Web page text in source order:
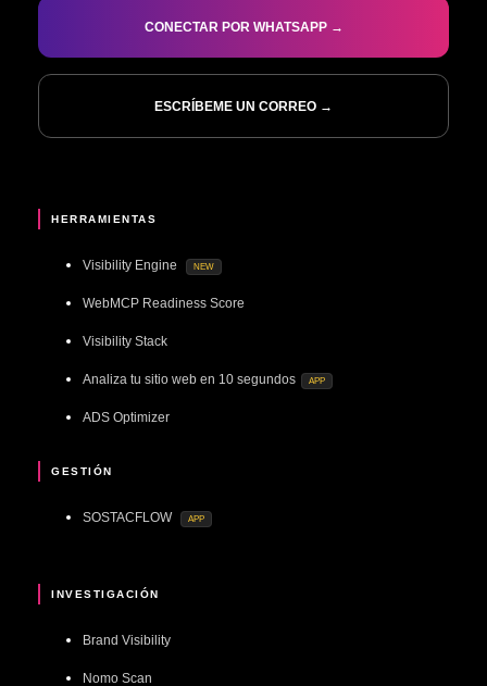
CONECTAR POR WHATSAPP →
ESCRÍBEME UN CORREO →
HERRAMIENTAS
Visibility Engine NEW
WebMCP Readiness Score
Visibility Stack
Analiza tu sitio web en 10 segundos APP
ADS Optimizer
GESTIÓN
SOSTACFLOW APP
INVESTIGACIÓN
Brand Visibility
Nomo Scan